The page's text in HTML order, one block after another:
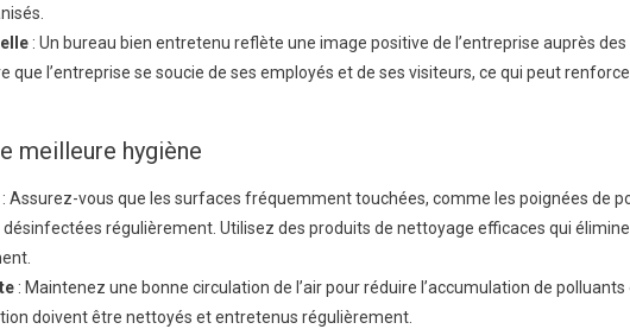
: Un bureau bien entretenu reflète une image positive de l’entreprise auprès
que l’entreprise se soucie de ses employés et de ses visiteurs, ce qui peut
meilleure hygiène
: Assurez-vous que les surfaces fréquemment touchées, comme les poignées de
désinfectées régulièrement. Utilisez des produits de nettoyage efficaces qui
: Maintenez une bonne circulation de l’air pour réduire l’accumulation de
doivent être nettoyés et entretenus régulièrement.